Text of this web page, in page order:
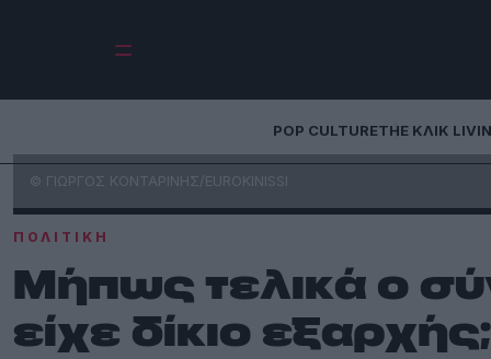
POP CULTURETHE ΚΛΙΚ
© ΓΙΩΡΓΟΣ ΚΟΝΤΑΡΙΝΗΣ/EUROKINISSI
ΠΟΛΙΤΙΚΉ
Μήπως τελικά ο
είχε δίκιο εξαρχής;